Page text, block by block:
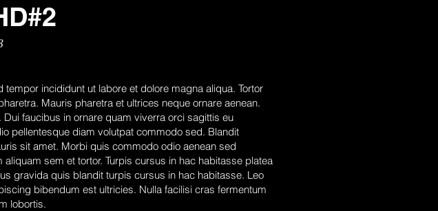
incididunt ut labore et dolore magna aliqua. Tortor
Mauris pharetra et ultrices neque ornare aenean.
faucibus in ornare quam viverra orci sagittis eu
pellentesque diam volutpat commodo sed. Blandit
sit amet. Morbi quis commodo odio aenean sed
sem et tortor. Turpis cursus in hac habitasse platea
gravida quis blandit turpis cursus in hac habitasse. Leo
bibendum est ultricies. Nulla facilisi cras fermentum
lobortis.